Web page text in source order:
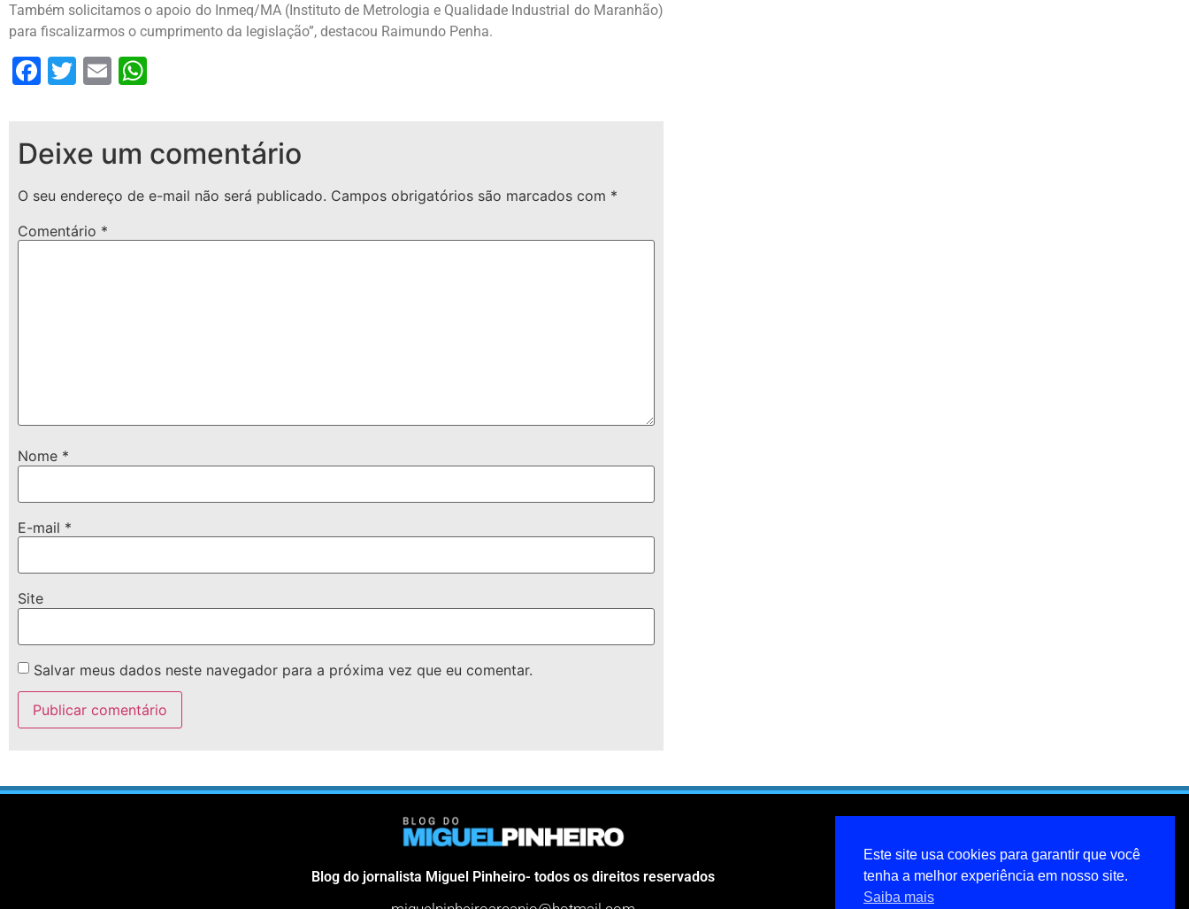
Também solicitamos o apoio do Inmeq/MA (Instituto de Metrologia e Qualidade Industrial do Maranhão)
para fiscalizarmos o cumprimento da legislação”, destacou Raimundo Penha.
Facebook
Twitter
Email
Deixe um comentário
O seu endereço de e-mail não será publicado. Campos obrigatórios são marcados com *
Comentário *
Nome *
E-mail *
Site
Salvar meus dados neste navegador para a próxima vez que eu comentar.
Blog do jornalista Miguel Pinheiro- todos os direitos reservados
Este site usa cookies para garantir que você
tenha a melhor experiência em nosso site.
Saiba mais